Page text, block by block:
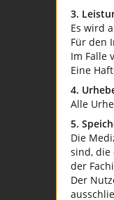
3.
Es wird
Für den
Im Falle
Eine
4.
Alle
5.
Die
sind, die
der
Der